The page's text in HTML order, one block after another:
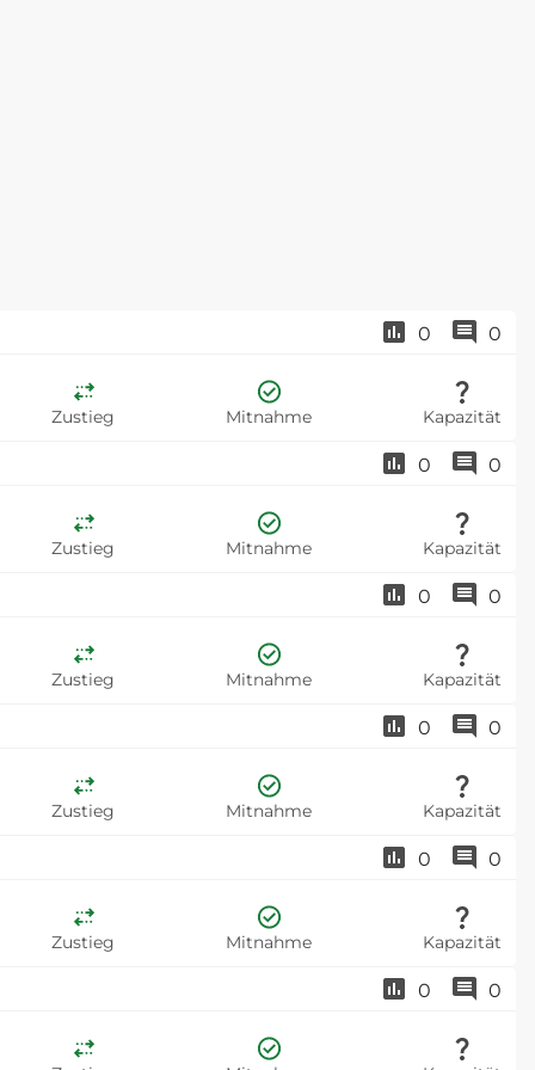
0 0
Zustieg
Mitnahme Kapazität
0 0
Zustieg
Mitnahme Kapazität
0 0
Zustieg
Mitnahme Kapazität
0 0
Zustieg
Mitnahme Kapazität
0 0
Zustieg
Mitnahme Kapazität
0 0